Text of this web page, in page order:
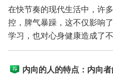
剖析与应对之策
在快节奏的现代生活中，许
控，脾气暴躁，这不仅影响
学习，也对心身健康造成了
非无缘无...
内向的人的特点：内向